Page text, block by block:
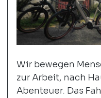
Wir bewegen
zur Arbeit, nach
Abenteuer. Das